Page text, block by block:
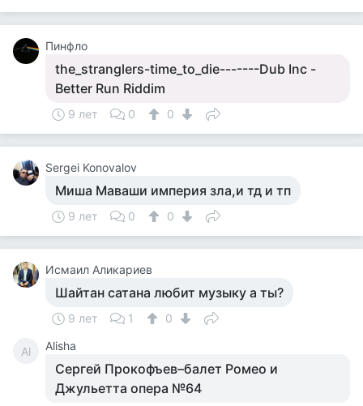
Пинфло
the_stranglers-time_to_die-------Dub Inc -
Better Run Riddim
9 лет 0 0
Sergei Konovalov
Миша Маваши империя зла,и тд и тп
9 лет 0 0
Исмаил Аликариев
Шайтан сатана любит музыку а ты?
9 лет 1 0
Al Alisha
Сергей Прокофъев–балет Ромео и
Джульетта опера №64